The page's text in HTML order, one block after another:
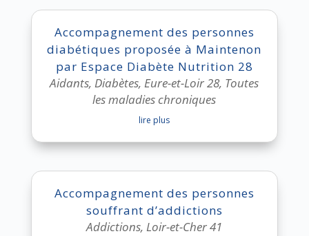
Accompagnement des personnes
diabétiques proposée à Maintenon
par Espace Diabète Nutrition 28
Aidants,Diabètes,Eure-et-Loir 28, Toutes
les maladies chroniques
lire plus
Accompagnement des personnes
souffrant d’addictions
Addictions,Loir-et-Cher 41